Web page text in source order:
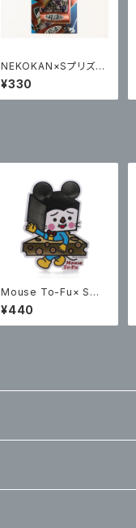
NEKOKAN×Sプリズム
ポストカード
¥330
Mouse To-Fu× Sプ
リズムプリント ステッカ
ー
¥440